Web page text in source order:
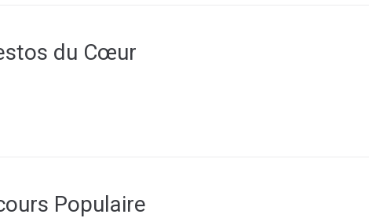
du Cœur
Populaire